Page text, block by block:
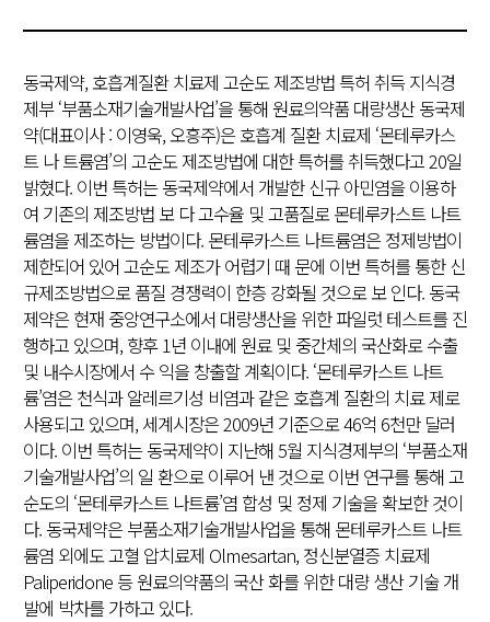
동국제약, 호흡계질환 치료제 고순도 제조방법 특허 취득 지식경
제부 ‘부품소재기술개발사업’을 통해 원료의약품 대량생산 동국제
약(대표이사 : 이영욱, 오흥주)은 호흡계 질환 치료제 ‘몬테루카스
트 나 트륨염’의 고순도 제조방법에 대한 특허를 취득했다고 20일
밝혔다. 이번 특허는 동국제약에서 개발한 신규 아민염을 이용하
여 기존의 제조방법 보 다 고수율 및 고품질로 몬테루카스트 나트
륨염을 제조하는 방법이다. 몬테루카스트 나트륨염은 정제방법이
제한되어 있어 고순도 제조가 어렵기 때 문에 이번 특허를 통한 신
규제조방법으로 품질 경쟁력이 한층 강화될 것으로 보 인다. 동국
제약은 현재 중앙연구소에서 대량생산을 위한 파일럿 테스트를 진
행하고 있으며, 향후 1년 이내에 원료 및 중간체의 국산화로 수출
및 내수시장에서 수 익을 창출할 계획이다. ‘몬테루카스트 나트
륨’염은 천식과 알레르기성 비염과 같은 호흡계 질환의 치료 제로
사용되고 있으며, 세계시장은 2009년 기준으로 46억 6천만 달러
이다. 이번 특허는 동국제약이 지난해 5월 지식경제부의 ‘부품소재
기술개발사업’의 일 환으로 이루어 낸 것으로 이번 연구를 통해 고
순도의 ‘몬테루카스트 나트륨’염 합성 및 정제 기술을 확보한 것이
다. 동국제약은 부품소재기술개발사업을 통해 몬테루카스트 나트
륨염 외에도 고혈 압치료제 Olmesartan, 정신분열증 치료제
Paliperidone 등 원료의약품의 국산 화를 위한 대량 생산 기술 개
발에 박차를 가하고 있다.